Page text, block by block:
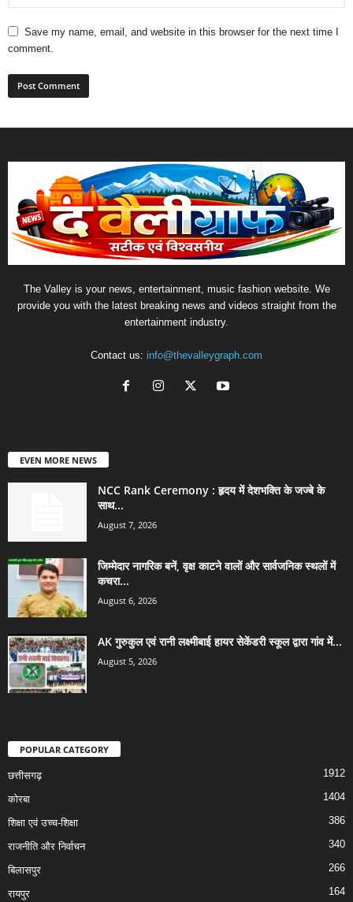
Save my name, email, and website in this browser for the next time I
comment.
The Valley is your news, entertainment, music fashion website. We
provide you with the latest breaking news and videos straight from the
entertainment industry.
Contact us: info@thevalleygraph.com
EVEN MORE NEWS
NCC Rank Ceremony : हृदय में देशभक्ति के जज्बे के
साथ...
August 7, 2026
जिम्मेदार नागरिक बनें, वृक्ष काटने वालों और सार्वजनिक स्थलों में
कचरा...
August 6, 2026
AK गुरुकुल एवं रानी लक्ष्मीबाई हायर सेकेंडरी स्कूल द्वारा गांव में...
August 5, 2026
POPULAR CATEGORY
छत्तीसगढ़ 1912
कोरबा 1404
शिक्षा एवं उच्च-शिक्षा 386
राजनीति और निर्वाचन 340
बिलासपुर 266
रायपुर 164